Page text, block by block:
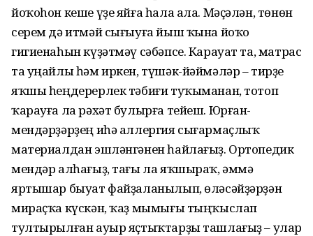
йоҡоһон кеше үҙе яйға һала ала. Мәҫәлән, төнөн
серем дә итмәй сығыуға йыш ҡына йоҡо
гигиенаһын күҙәтмәү сәбәпсе. Карауат та, матрас
та уңайлы һәм иркен, түшәк-йәймәләр – тирҙе
яҡшы һеңдерерлек тәбиғи туҡыманан, тотоп
ҡарауға ла рәхәт булырға тейеш. Юрған-
мендәрҙәрҙең иһә аллергия сығармаҫлыҡ
материалдан эшләнгәнен һайлағыҙ. Ортопедик
мендәр алһағыҙ, тағы ла яҡшыраҡ, әммә
яртышар быуат файҙаланылып, өләсәйҙәрҙән
мираҫҡа күскән, ҡаҙ мымығы тыңҡыслап
тултырылған ауыр яҫтыҡтарҙы ташлағыҙ – улар